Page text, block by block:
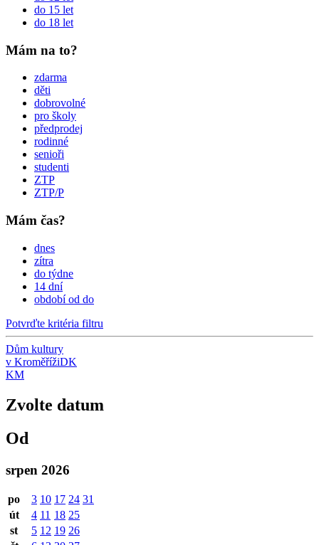
do 15 let
do 18 let
Mám na to?
zdarma
děti
dobrovolné
pro školy
předprodej
rodinné
senioři
studenti
ZTP
ZTP/P
Mám čas?
dnes
zítra
do týdne
14 dní
období od do
Potvrďte kritéria filtru
Dům kultury
v KroměřížiDK
KM
Zvolte datum
Od
srpen 2026
po 3 10 17 24 31
út
4 11 18 25
st
5 12 19 26